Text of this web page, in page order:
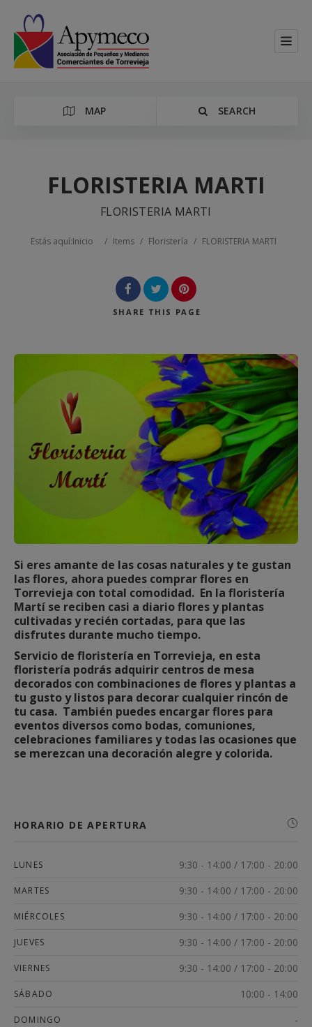
MAP SEARCH
Location
Buscar
FLORISTERIA MARTI
FLORISTERIA MARTI
Estás aquí:Inicio / Items / Floristería / FLORISTERIA MARTI
SHARE THIS PAGE
Si eres amante de las cosas naturales y te gustan
las flores, ahora puedes comprar flores en
Torrevieja con total comodidad. En la floristería
Martí se reciben casi a diario flores y plantas
cultivadas y recién cortadas, para que las
disfrutes durante mucho tiempo.
Servicio de floristería en Torrevieja, en esta
floristería podrás adquirir centros de mesa
decorados con combinaciones de flores y plantas a
tu gusto y listos para decorar cualquier rincón de
tu casa. También puedes encargar flores para
eventos diversos como bodas, comuniones,
celebraciones familiares y todas las ocasiones que
se merezcan una decoración alegre y colorida.
HORARIO DE APERTURA
LUNES 9:30 - 14:00 / 17:00 - 20:00
MARTES 9:30 - 14:00 / 17:00 - 20:00
MIÉRCOLES 9:30 - 14:00 / 17:00 - 20:00
JUEVES 9:30 - 14:00 / 17:00 - 20:00
VIERNES 9:30 - 14:00 / 17:00 - 20:00
SÁBADO 10:00 - 14:00
DOMINGO -